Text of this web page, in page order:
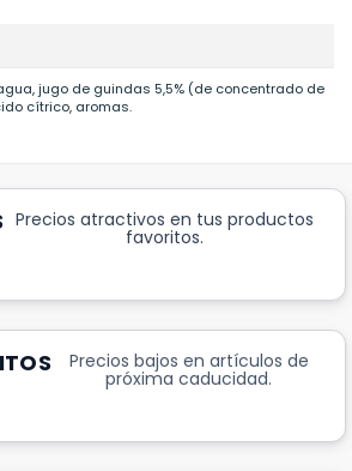
jugo de guindas 5,5% (de concentrado de
cítrico, aromas.
Precios atractivos en tus productos
favoritos.
Precios bajos en artículos de
próxima caducidad.